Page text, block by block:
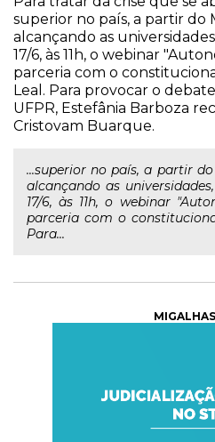
superior no país, a partir do
alcançando as
17/6, às 11h, o webinar
parceria com o
Leal. Para provocar o
UFPR, Estefânia Barboza
Cristovam Buarque.
...superior no país, a partir do
alcançando as
17/6, às 11h, o webinar
parceria com o
Para...